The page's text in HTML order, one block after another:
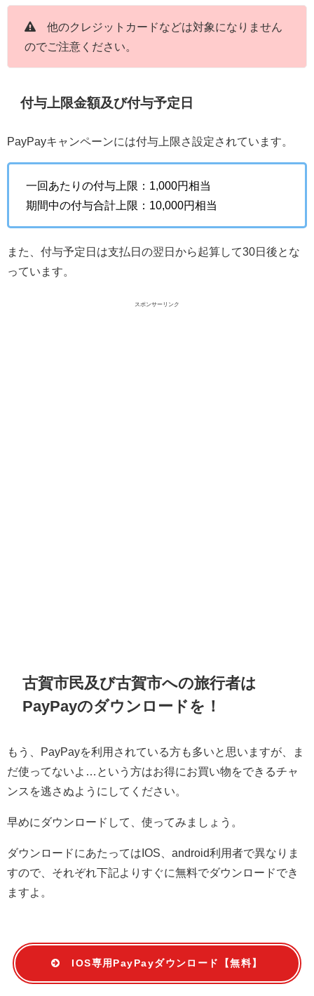
他のクレジットカードなどは対象になりません
のでご注意ください。
付与上限金額及び付与予定日
PayPayキャンペーンには付与上限さ設定されています。
一回あたりの付与上限：1,000円相当
期間中の付与合計上限：10,000円相当
また、付与予定日は支払日の翌日から起算して30日後とな
っています。
スポンサーリンク
古賀市民及び古賀市への旅行者は
PayPayのダウンロードを！
もう、PayPayを利用されている方も多いと思いますが、ま
だ使ってないよ…という方はお得にお買い物をできるチャ
ンスを逃さぬようにしてください。
早めにダウンロードして、使ってみましょう。
ダウンロードにあたってはIOS、android利用者で異なりま
すので、それぞれ下記よりすぐに無料でダウンロードでき
ますよ。
IOS専用PayPayダウンロード【無料】